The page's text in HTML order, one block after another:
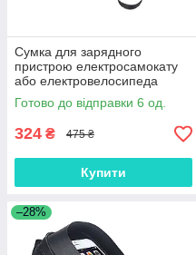
Сумка для зарядного
пристрою електросамокату
або електровелосипеда
Готово до відправки 6 од.
324 ₴ 475 ₴
Купити
–28%